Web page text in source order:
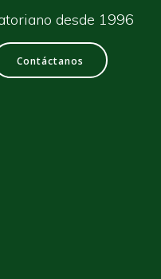
desde 1996
Contáctanos